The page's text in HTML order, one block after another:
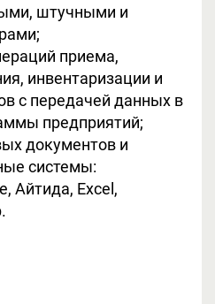
штучными и
приема,
инвентаризации и
с передачей данных в
предприятий;
документов и
системы:
Айтида, Excel,